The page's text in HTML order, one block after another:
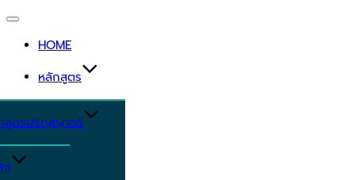
Toggle
navigation
HOME
หลักสูตร
สูตรปริญญาตรี
จ